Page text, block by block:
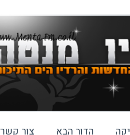
הדור הבא צור קשר